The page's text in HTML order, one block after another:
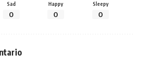
Sad
0
Happy
0
Sleepy
0